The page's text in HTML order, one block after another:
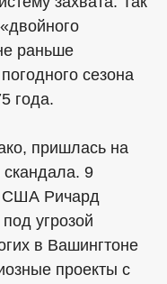
раньше
сезона
года.
пришлась на
скандала. 9
США Ричард
угрозой
в Вашингтоне
проекты с